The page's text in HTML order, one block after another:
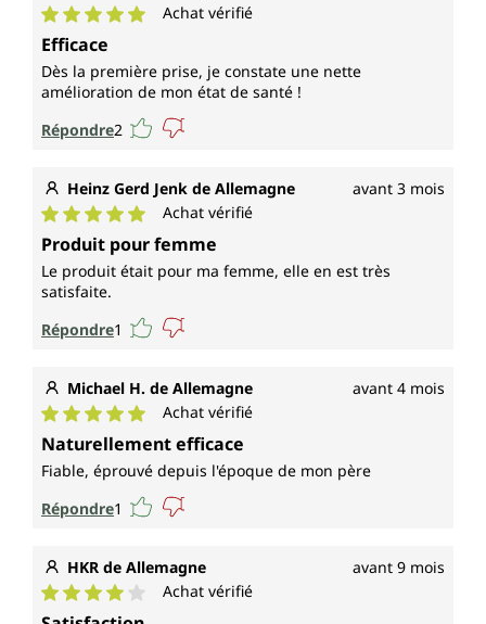
Note moyenne de 5 sur 5 étoiles
Achat vérifié
Efficace
Dès la première prise, je constate une nette
amélioration de mon état de santé !
Répondre2
Heinz Gerd Jenk de Allemagne avant 3 mois
Note moyenne de 5 sur 5 étoiles
Achat vérifié
Produit pour femme
Le produit était pour ma femme, elle en est très
satisfaite.
Répondre1
Michael H. de Allemagne avant 4 mois
Note moyenne de 5 sur 5 étoiles
Achat vérifié
Naturellement efficace
Fiable, éprouvé depuis l'époque de mon père
Répondre1
HKR de Allemagne avant 9 mois
Note moyenne de 4 sur 5 étoiles
Achat vérifié